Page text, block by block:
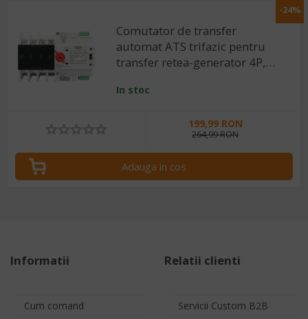
-24%
Comutator de transfer
automat ATS trifazic pentru
transfer retea-generator 4P,
In stoc
199,99 RON
264,99 RON
Adauga in cos
Informatii
Cum comand
Relatii clienti
Servicii Custom B2B